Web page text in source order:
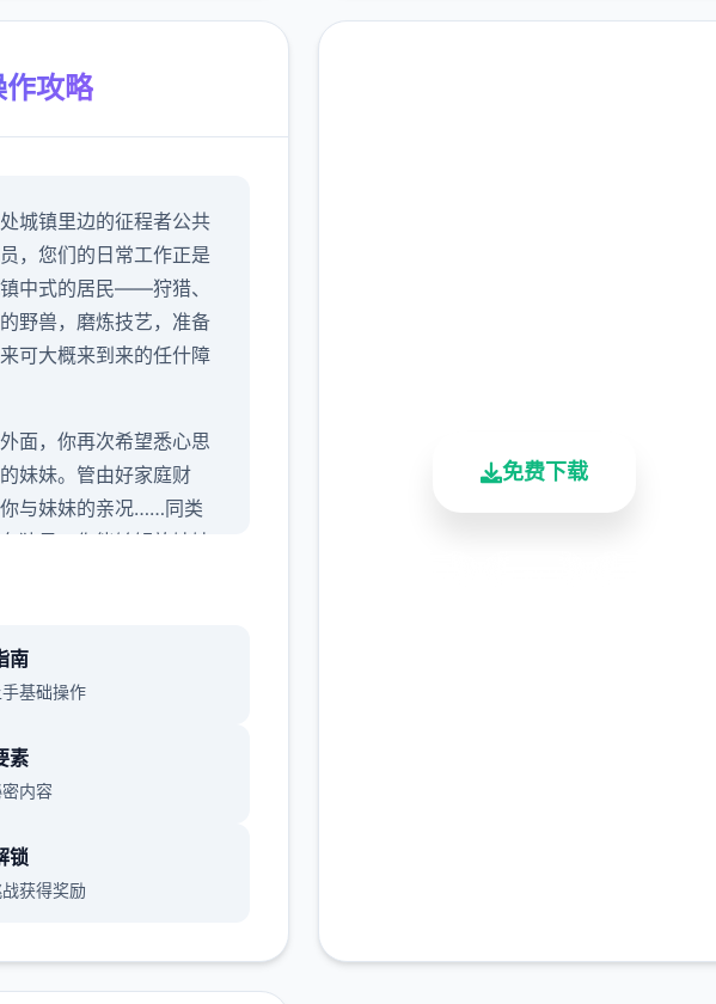
作攻略
城镇里边的征程者公共
，您们的日常工作正是
中式的居民——狩猎、
野兽，磨炼技艺，准备
可大概来到来的任什障
面，你再次希望悉心思
妹妹。管由好家庭财
与妹妹的亲况……同类
独日，你能够解放妹妹
。
风
五个彩缤纷！令者惊叹
个型数个足，一固会给
境
奇异怪物，上上面几十
南
基础操作
素
内容
锁
获得奖励
免费下载